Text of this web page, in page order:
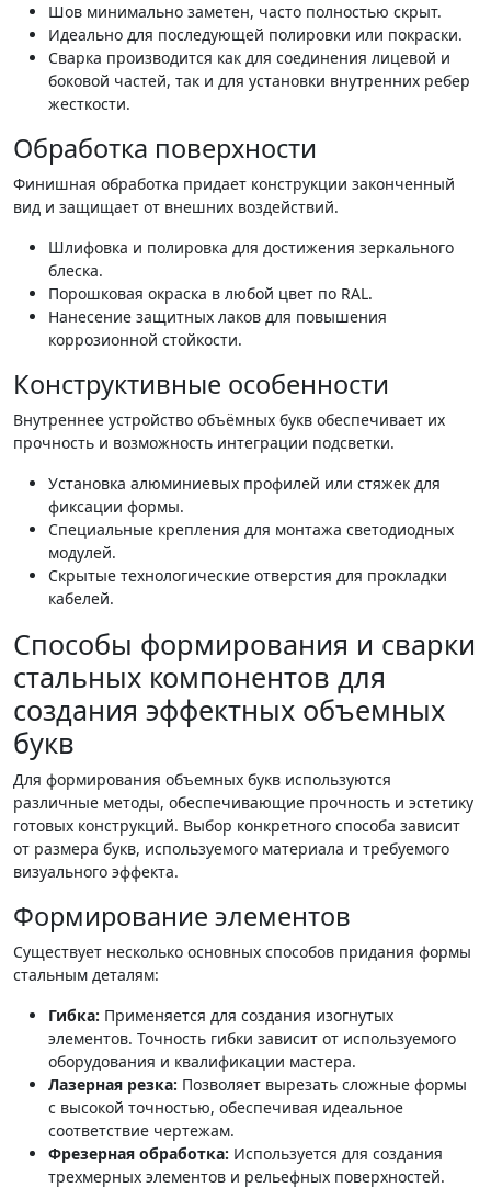
Шов минимально заметен, часто полностью скрыт.
Идеально для последующей полировки или покраски.
Сварка производится как для соединения лицевой и
боковой частей, так и для установки внутренних ребер
жесткости.
Обработка поверхности
Финишная обработка придает конструкции законченный
вид и защищает от внешних воздействий.
Шлифовка и полировка для достижения зеркального
блеска.
Порошковая окраска в любой цвет по RAL.
Нанесение защитных лаков для повышения
коррозионной стойкости.
Конструктивные особенности
Внутреннее устройство объёмных букв обеспечивает их
прочность и возможность интеграции подсветки.
Установка алюминиевых профилей или стяжек для
фиксации формы.
Специальные крепления для монтажа светодиодных
модулей.
Скрытые технологические отверстия для прокладки
кабелей.
Способы формирования и сварки
стальных компонентов для
создания эффектных объемных
букв
Для формирования объемных букв используются
различные методы, обеспечивающие прочность и эстетику
готовых конструкций. Выбор конкретного способа зависит
от размера букв, используемого материала и требуемого
визуального эффекта.
Формирование элементов
Существует несколько основных способов придания формы
стальным деталям:
Гибка: Применяется для создания изогнутых
элементов. Точность гибки зависит от используемого
оборудования и квалификации мастера.
Лазерная резка: Позволяет вырезать сложные формы
с высокой точностью, обеспечивая идеальное
соответствие чертежам.
Фрезерная обработка: Используется для создания
трехмерных элементов и рельефных поверхностей.